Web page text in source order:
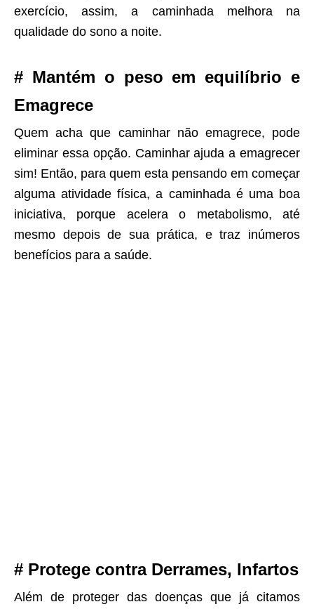
exercício, assim, a caminhada melhora na
qualidade do sono a noite.
# Mantém o peso em equilíbrio e
Emagrece
Quem acha que caminhar não emagrece, pode
eliminar essa opção. Caminhar ajuda a emagrecer
sim! Então, para quem esta pensando em começar
alguma atividade física, a caminhada é uma boa
iniciativa, porque acelera o metabolismo, até
mesmo depois de sua prática, e traz inúmeros
benefícios para a saúde.
# Protege contra Derrames, Infartos
Além de proteger das doenças que já citamos